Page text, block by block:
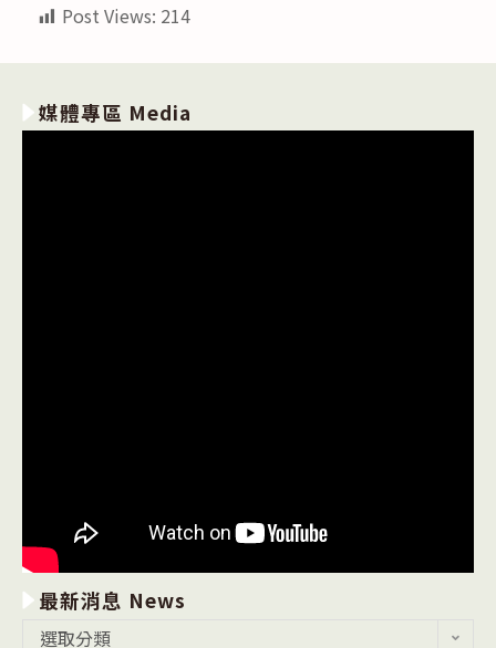
Post Views: 214
媒體專區 Media
最新消息 News
選取分類